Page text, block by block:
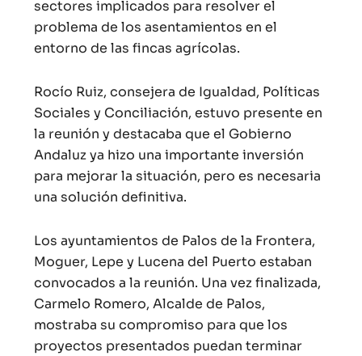
sectores implicados para resolver el
problema de los asentamientos en el
entorno de las fincas agrícolas.
Rocío Ruiz, consejera de Igualdad, Políticas
Sociales y Conciliación, estuvo presente en
la reunión y destacaba que el Gobierno
Andaluz ya hizo una importante inversión
para mejorar la situación, pero es necesaria
una solución definitiva.
Los ayuntamientos de Palos de la Frontera,
Moguer, Lepe y Lucena del Puerto estaban
convocados a la reunión. Una vez finalizada,
Carmelo Romero, Alcalde de Palos,
mostraba su compromiso para que los
proyectos presentados puedan terminar